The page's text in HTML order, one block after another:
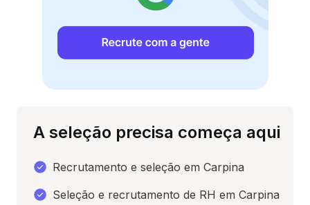
A seleção precisa começa aqui
Recrutamento e seleção em Carpina
Seleção e recrutamento de RH em Carpina